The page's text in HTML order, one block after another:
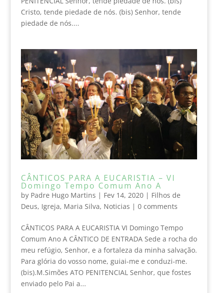
Cristo, tende piedade de nós. (bis) Senhor, tende
piedade de nós....
CÂNTICOS PARA A EUCARISTIA – VI
Domingo Tempo Comum Ano A
by Padre Hugo Martins | Fev 14, 2020| Filhos de
Deus, Igreja, Maria Silva, Noticias | 0 comments
CÂNTICOS PARA A EUCARISTIA VI Domingo Tempo
Comum Ano A CÂNTICO DE ENTRADA Sede a rocha do
meu refúgio, Senhor, e a fortaleza da minha salvação.
Para glória do vosso nome, guiai-me e conduzi-me.
(bis).M.Simões ATO PENITENCIAL Senhor, que fostes
enviado pelo Pai a...